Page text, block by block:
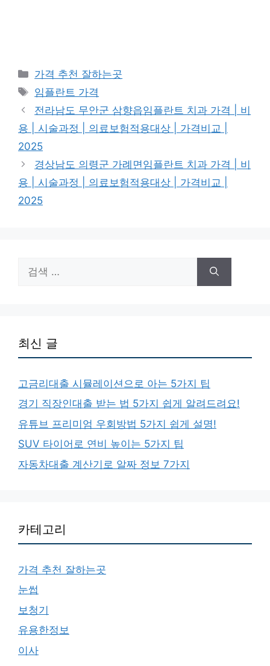
카
테
고
리
가격 추천 잘하는곳
태
그
임플란트 가격
전라남도 무안군 삼향읍임플란트 치과 가격 | 비
용 | 시술과정 | 의료보험적용대상 | 가격비교 |
2025
경상남도 의령군 가례면임플란트 치과 가격 | 비
용 | 시술과정 | 의료보험적용대상 | 가격비교 |
2025
색:
최신 글
고금리대출 시뮬레이션으로 아는 5가지 팁
경기 직장인대출 받는 법 5가지 쉽게 알려드려요!
유튜브 프리미엄 우회방법 5가지 쉽게 설명!
SUV 타이어로 연비 높이는 5가지 팁
자동차대출 계산기로 알짜 정보 7가지
카테고리
가격 추천 잘하는곳
눈썹
보청기
유용한정보
이사